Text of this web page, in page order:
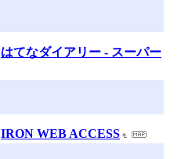
はてなダイアリー - スーパー
IRON WEB ACCESS